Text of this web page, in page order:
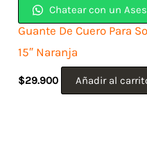
Chatear con un
Guante De Cuero Para
15″ Naranja
$29.900 Añadir al